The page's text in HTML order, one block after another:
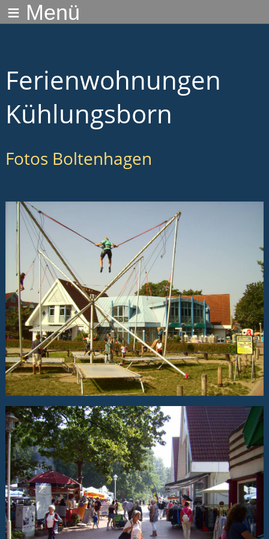
≡ Menü
Ferienwohnungen
Kühlungsborn
Fotos Boltenhagen